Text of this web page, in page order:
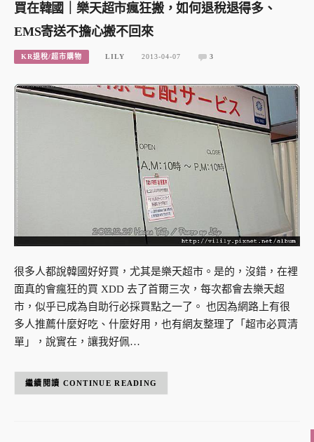
買在韓國｜樂天超市瘋狂搬，如何退稅退得多、
EMS寄送不擔心搬不回來
KR退稅/超市購物 LILY 2013-04-07 3
很多人都說韓國好好買，尤其是樂天超市。是的，沒錯，在裡
面真的會瘋狂的買 XDD 去了首爾三次，每次都會去樂天超
市，似乎已成為自助行必採買點之一了。 也因為網路上有很
多人推薦什麼好吃、什麼好用，也有網友整理了「超市必買清
單」，說實在，讓我好佩…
CONTINUE READING